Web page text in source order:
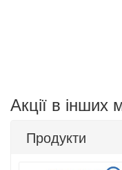
Акції в інших
Продукти